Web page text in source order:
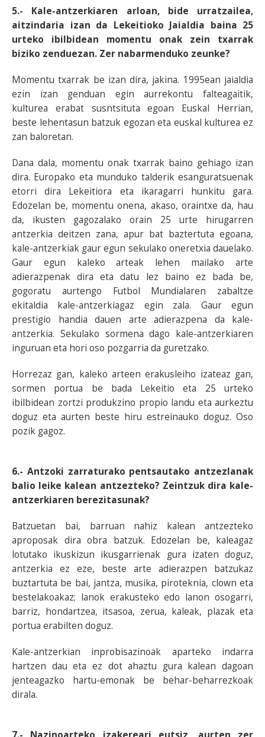
5.- Kale-antzerkiaren arloan, bide urratzailea,
aitzindaria izan da Lekeitioko Jaialdia baina 25
urteko ibilbidean momentu onak zein txarrak
biziko zenduezan. Zer nabarmenduko zeunke?
Momentu txarrak be izan dira, jakina. 1995ean jaialdia
ezin izan genduan egin aurrekontu falteagaitik,
kulturea erabat susntsituta egoan Euskal Herrian,
beste lehentasun batzuk egozan eta euskal kulturea ez
zan baloretan.
Dana dala, momentu onak txarrak baino gehiago izan
dira. Europako eta munduko talderik esanguratsuenak
etorri dira Lekeitiora eta ikaragarri hunkitu gara.
Edozelan be, momentu onena, akaso, oraintxe da, hau
da, ikusten gagozalako orain 25 urte hirugarren
antzerkia deitzen zana, apur bat baztertuta egoana,
kale-antzerkiak gaur egun sekulako oneretxia dauelako.
Gaur egun kaleko arteak lehen mailako arte
adierazpenak dira eta datu lez baino ez bada be,
gogoratu aurtengo Futbol Mundialaren zabaltze
ekitaldia kale-antzerkiagaz egin zala. Gaur egun
prestigio handia dauen arte adierazpena da kale-
antzerkia. Sekulako sormena dago kale-antzerkiaren
inguruan eta hori oso pozgarria da guretzako.
Horrezaz gan, kaleko arteen erakusleiho izateaz gan,
sormen portua be bada Lekeitio eta 25 urteko
ibilbidean zortzi produkzino propio landu eta aurkeztu
doguz eta aurten beste hiru estreinauko doguz. Oso
pozik gagoz.
6.- Antzoki zarraturako pentsautako antzezlanak
balio leike kalean antzezteko? Zeintzuk dira kale-
antzerkiaren berezitasunak?
Batzuetan bai, barruan nahiz kalean antzezteko
aproposak dira obra batzuk. Edozelan be, kaleagaz
lotutako ikuskizun ikusgarrienak gura izaten doguz,
antzerkia ez eze, beste arte adierazpen batzukaz
buztartuta be bai, jantza, musika, piroteknia, clown eta
bestelakoakaz; lanok erakusteko edo lanon osogarri,
barriz, hondartzea, itsasoa, zerua, kaleak, plazak eta
portua erabilten doguz.
Kale-antzerkian inprobisazinoak aparteko indarra
hartzen dau eta ez dot ahaztu gura kalean dagoan
jenteagazko hartu-emonak be behar-beharrezkoak
dirala.